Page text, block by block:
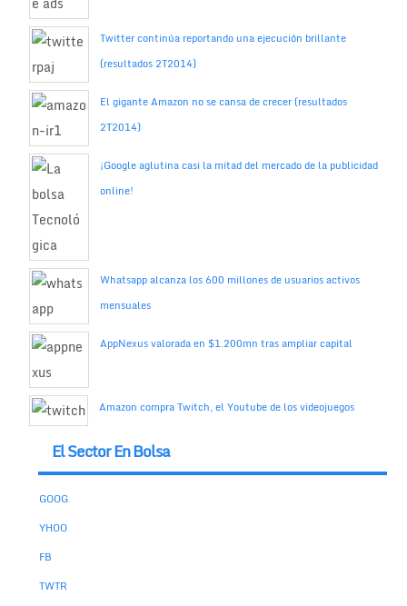
Twitter continúa reportando una ejecución brillante
(resultados 2T2014)
El gigante Amazon no se cansa de crecer (resultados
2T2014)
¡Google aglutina casi la mitad del mercado de la publicidad
online!
Whatsapp alcanza los 600 millones de usuarios activos
mensuales
AppNexus valorada en $1.200mn tras ampliar capital
Amazon compra Twitch, el Youtube de los videojuegos
El Sector En Bolsa
GOOG
YHOO
FB
TWTR